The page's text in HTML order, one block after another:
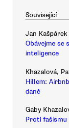
Související
Jan Kašpárek
Obávejme se
inteligence
Khazalová,
Hillem:
daně
Gaby
Proti fašismu